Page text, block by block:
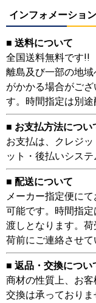
インフォメーション
■ 送料について
全国送料無料です!!
離島及び一部の地
がかかる場合がご
す。時間指定は別途
■ お支払方法につい
お支払は、クレジ
ット・後払いシステ
■ 配送について
メーカー指定便に
可能です。時間指
渡しとなります。
荷前にご連絡させて
■ 返品・交換につい
商材の性質上、お
交換は承っており